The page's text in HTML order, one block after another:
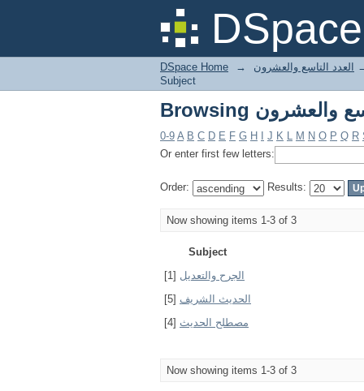
DSpace Home → العدد التاسع والعشرون
Subject
0-9 A B C D E F G H J K L M N O P Q R
Or enter first few letters:
Order: Results:
Now showing items 1-3 of 3
Subject
الجرح والتعديل [1]
الحديث الشريف [5]
مصطلح الحديث [4]
Now showing items 1-3 of 3